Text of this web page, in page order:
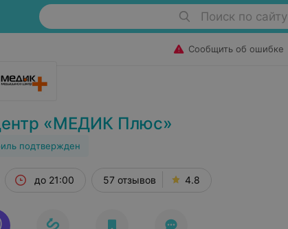
Поиск по сайту
Сообщить об ошибке
«МЕДИК Плюс»
подтвержден
до 21:00 57 отзывов 4.8